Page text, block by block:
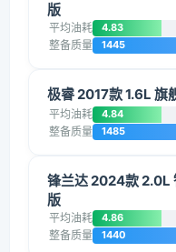
版
平均油耗 4.83
整备质量 1445
极睿 2017款 1.6L 旗
平均油耗 4.84
整备质量 1485
锋兰达 2024款 2.0L
版
平均油耗 4.86
整备质量 1440